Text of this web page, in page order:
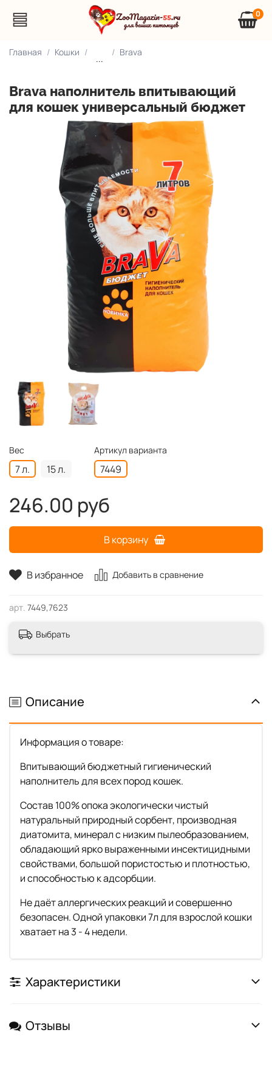
0
Главная Кошки
...
Brava
Brava наполнитель впитывающий
для кошек универсальный бюджет
В избранное Добавить в сравнение
арт. 7449,7623
Вес
7 л. 15 л.
Артикул варианта
7449
246.00 руб
В корзину
Выбрать
Описание
Информация о товаре:
Впитывающий бюджетный гигиенический
наполнитель для всех пород кошек.
Состав 100% опока экологически чистый
натуральный природный сорбент, производная
диатомита, минерал с низким пылеобразованием,
обладающий ярко выраженными инсектицидными
свойствами, большой пористостью и плотностью,
и способностью к адсорбции.
Не даёт аллергических реакций и совершенно
безопасен. Одной упаковки 7л для взрослой кошки
хватает на 3 - 4 недели.
Характеристики
Отзывы